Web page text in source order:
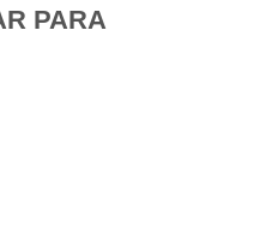
PARA
PARA COMEDOURO